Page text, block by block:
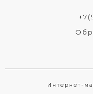
Интернет-